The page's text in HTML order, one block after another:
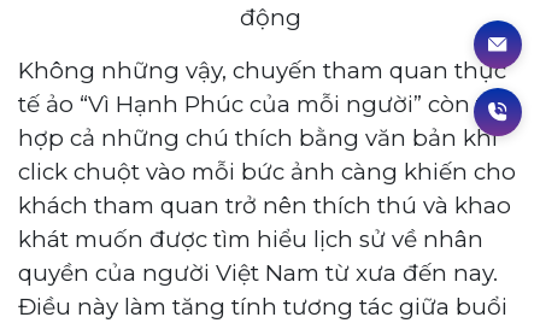
động
Không những vậy, chuyến tham quan thực
tế ảo “Vì Hạnh Phúc của mỗi người” còn tích
hợp cả những chú thích bằng văn bản khi
click chuột vào mỗi bức ảnh càng khiến cho
khách tham quan trở nên thích thú và khao
khát muốn được tìm hiểu lịch sử về nhân
quyền của người Việt Nam từ xưa đến nay.
Điều này làm tăng tính tương tác giữa buổi